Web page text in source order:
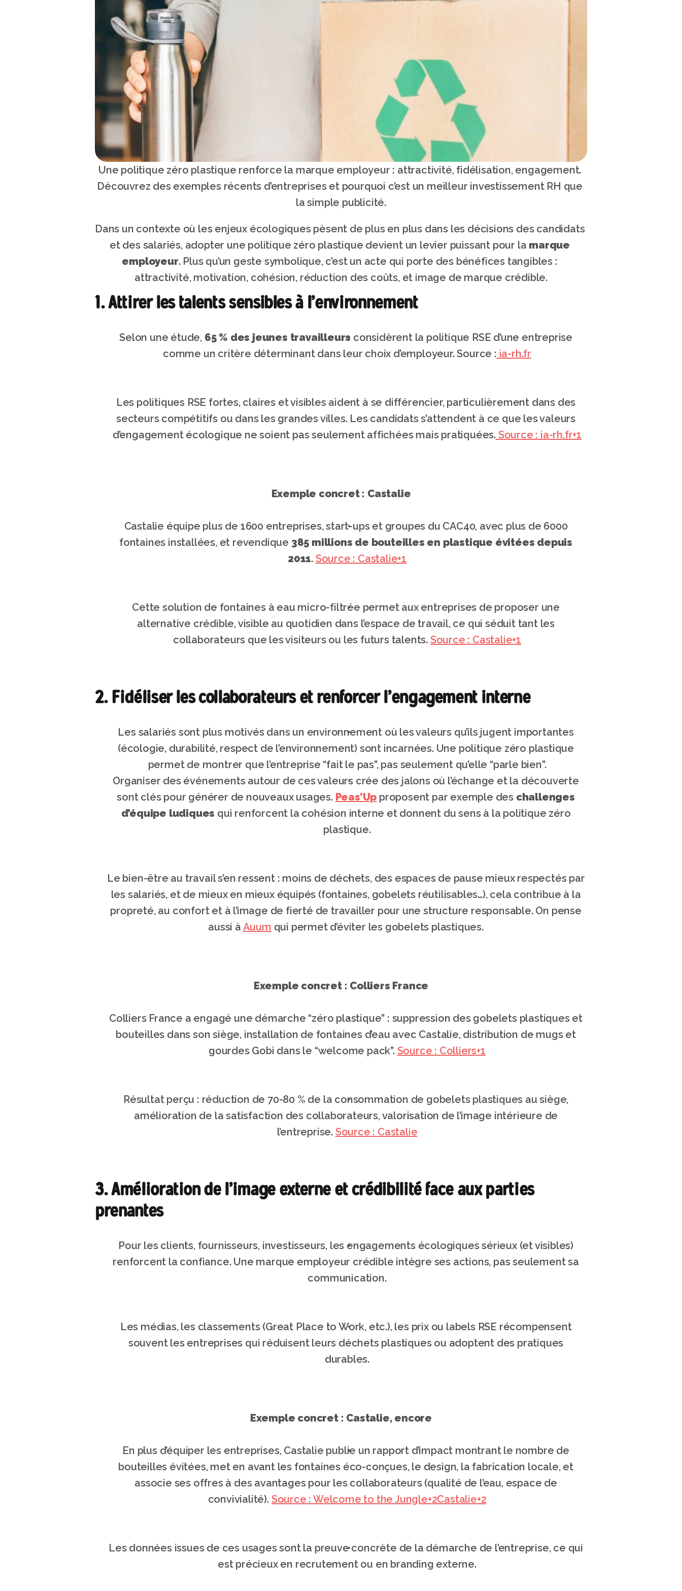
Une politique zéro plastique renforce la marque employeur : attractivité, fidélisation, engagement.
Découvrez des exemples récents d’entreprises et pourquoi c’est un meilleur investissement RH que
la simple publicité.
Dans un contexte où les enjeux écologiques pèsent de plus en plus dans les décisions des candidats
et des salariés, adopter une politique zéro plastique devient un levier puissant pour la marque
employeur. Plus qu’un geste symbolique, c’est un acte qui porte des bénéfices tangibles :
attractivité, motivation, cohésion, réduction des coûts, et image de marque crédible.
1. Attirer les talents sensibles à l’environnement
Selon une étude, 65 % des jeunes travailleurs considèrent la politique RSE d’une entreprise
comme un critère déterminant dans leur choix d’employeur. Source : ia-rh.fr
Les politiques RSE fortes, claires et visibles aident à se différencier, particulièrement dans des
secteurs compétitifs ou dans les grandes villes. Les candidats s’attendent à ce que les valeurs
d’engagement écologique ne soient pas seulement affichées mais pratiquées. Source : ia-rh.fr+1
Exemple concret : Castalie
Castalie équipe plus de 1600 entreprises, start-ups et groupes du CAC40, avec plus de 6000
fontaines installées, et revendique 385 millions de bouteilles en plastique évitées depuis
2011. Source : Castalie+1
Cette solution de fontaines à eau micro-filtrée permet aux entreprises de proposer une
alternative crédible, visible au quotidien dans l’espace de travail, ce qui séduit tant les
collaborateurs que les visiteurs ou les futurs talents. Source : Castalie+1
2. Fidéliser les collaborateurs et renforcer l’engagement interne
Les salariés sont plus motivés dans un environnement où les valeurs qu’ils jugent importantes
(écologie, durabilité, respect de l’environnement) sont incarnées. Une politique zéro plastique
permet de montrer que l’entreprise “fait le pas”, pas seulement qu’elle “parle bien”.
Organiser des événements autour de ces valeurs crée des jalons où l’échange et la découverte
sont clés pour générer de nouveaux usages. Peas’Up proposent par exemple des challenges
d’équipe ludiques qui renforcent la cohésion interne et donnent du sens à la politique zéro
plastique.
Le bien-être au travail s’en ressent : moins de déchets, des espaces de pause mieux respectés par
les salariés, et de mieux en mieux équipés (fontaines, gobelets réutilisables…), cela contribue à la
propreté, au confort et à l’image de fierté de travailler pour une structure responsable. On pense
aussi à Auum qui permet d’éviter les gobelets plastiques.
Exemple concret : Colliers France
Colliers France a engagé une démarche “zéro plastique” : suppression des gobelets plastiques et
bouteilles dans son siège, installation de fontaines d’eau avec Castalie, distribution de mugs et
gourdes Gobi dans le “welcome pack”. Source : Colliers+1
Résultat perçu : réduction de 70-80 % de la consommation de gobelets plastiques au siège,
amélioration de la satisfaction des collaborateurs, valorisation de l’image intérieure de
l’entreprise. Source : Castalie
3. Amélioration de l’image externe et crédibilité face aux parties
prenantes
Pour les clients, fournisseurs, investisseurs, les engagements écologiques sérieux (et visibles)
renforcent la confiance. Une marque employeur crédible intègre ses actions, pas seulement sa
communication.
Les médias, les classements (Great Place to Work, etc.), les prix ou labels RSE récompensent
souvent les entreprises qui réduisent leurs déchets plastiques ou adoptent des pratiques
durables.
Exemple concret : Castalie, encore
En plus d’équiper les entreprises, Castalie publie un rapport d’impact montrant le nombre de
bouteilles évitées, met en avant les fontaines éco-conçues, le design, la fabrication locale, et
associe ses offres à des avantages pour les collaborateurs (qualité de l’eau, espace de
convivialité). Source : Welcome to the Jungle+2Castalie+2
Les données issues de ces usages sont la preuve concrète de la démarche de l’entreprise, ce qui
est précieux en recrutement ou en branding externe.